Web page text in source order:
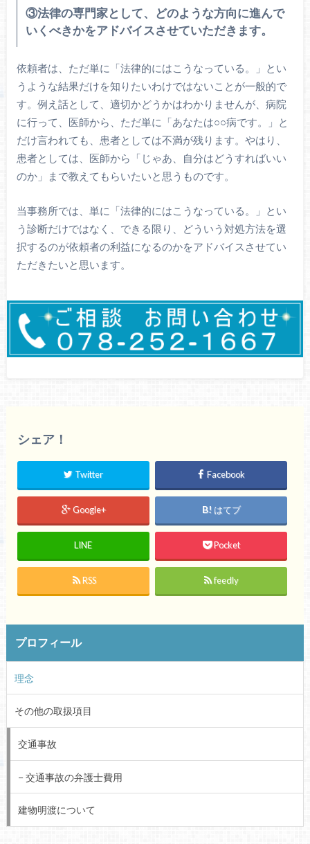
③法律の専門家として、どのような方向に進んで
いくべきかをアドバイスさせていただきます。
依頼者は、ただ単に「法律的にはこうなっている。」とい
うような結果だけを知りたいわけではないことが一般的で
す。例え話として、適切かどうかはわかりませんが、病院
に行って、医師から、ただ単に「あなたは○○病です。」と
だけ言われても、患者としては不満が残ります。やはり、
患者としては、医師から「じゃあ、自分はどうすればいい
のか」まで教えてもらいたいと思うものです。
当事務所では、単に「法律的にはこうなっている。」とい
う診断だけではなく、できる限り、どういう対処方法を選
択するのが依頼者の利益になるのかをアドバイスさせてい
ただきたいと思います。
シェア！
Twitter Facebook
Google+ はてブ
LINE Pocket
RSS feedly
プロフィール
理念
その他の取扱項目
交通事故
交通事故の弁護士費用
建物明渡について